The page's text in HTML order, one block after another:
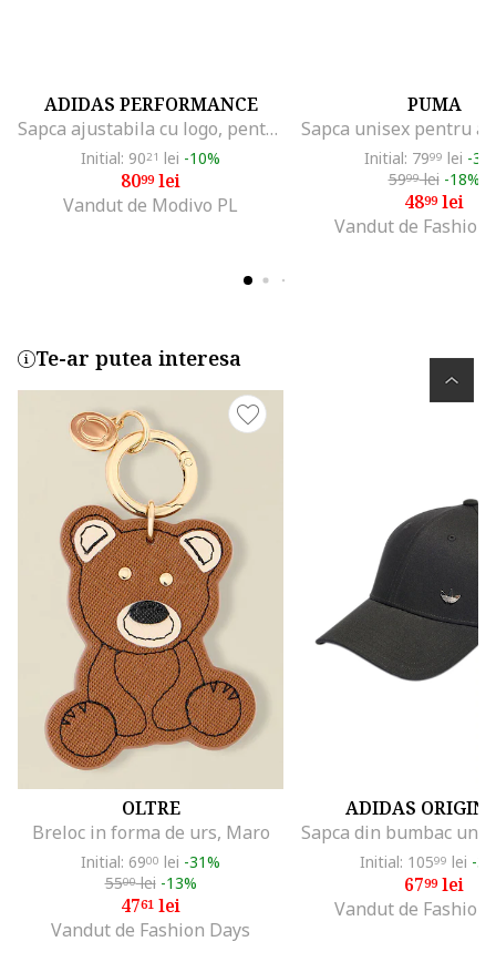
ADIDAS PERFORMANCE
Sapca ajustabila cu logo, pentru antrenament, Negru
Initial: 9021 lei -10%
8099lei
Vandut de Modivo PL
PUMA
Initial: 7999 lei -
5999lei -18%
4899lei
Vandut de Fashion
Te-ar putea interesa
OLTRE
Breloc in forma de urs, Maro
Initial: 6900 lei -31%
5500lei -13%
4761 lei
Vandut de Fashion Days
ADIDAS
Initial: 10599 lei -
6799lei
Vandut de Fashion